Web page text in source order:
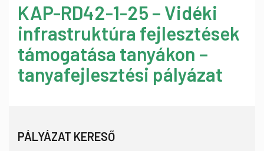
KAP-RD42-1-25 – Vidéki
infrastruktúra fejlesztések
támogatása tanyákon –
tanyafejlesztési pályázat
PÁLYÁZAT KERESŐ